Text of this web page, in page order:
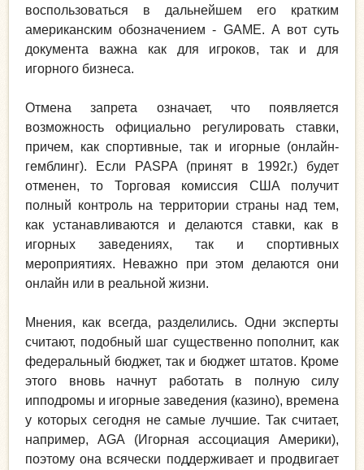
воспользоваться в дальнейшем его кратким
американским обозначением - GAME. А вот суть
документа важна как для игроков, так и для
игорного бизнеса.
Отмена запрета означает, что появляется
возможность официально регулировать ставки,
причем, как спортивные, так и игорные (онлайн-
гемблинг). Если PASPA (принят в 1992г.) будет
отменен, то Торговая комиссия США получит
полный контроль на территории страны над тем,
как устанавливаются и делаются ставки, как в
игорных заведениях, так и спортивных
мероприятиях. Неважно при этом делаются они
онлайн или в реальной жизни.
Мнения, как всегда, разделились. Одни эксперты
считают, подобный шаг существенно пополнит, как
федеральный бюджет, так и бюджет штатов. Кроме
этого вновь начнут работать в полную силу
ипподромы и игорные заведения (казино), времена
у которых сегодня не самые лучшие. Так считает,
например, AGA (Игорная ассоциация Америки),
поэтому она всячески поддерживает и продвигает